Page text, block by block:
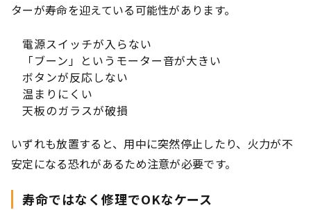
ターが寿命を迎えている可能性があります。
電源スイッチが入らない
「ブーン」というモーター音が大きい
ボタンが反応しない
温まりにくい
天板のガラスが破損
いずれも放置すると、用中に突然停止したり、火力が不
安定になる恐れがあるため注意が必要です。
寿命ではなく修理でOKなケース